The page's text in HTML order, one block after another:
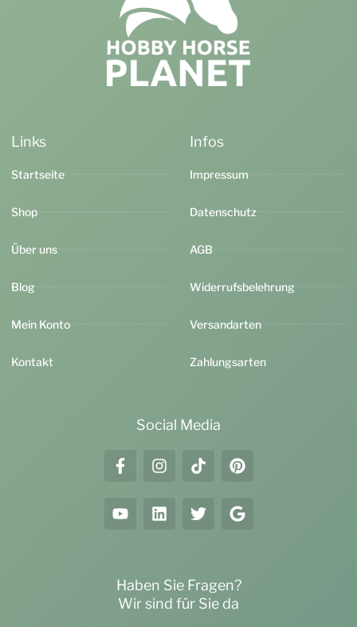
Links
Startseite
Shop
Über uns
Blog
Mein Konto
Kontakt
Infos
Impressum
Datenschutz
AGB
Widerrufsbelehrung
Versandarten
Zahlungsarten
Social Media
Haben Sie Fragen?
Wir sind für Sie da